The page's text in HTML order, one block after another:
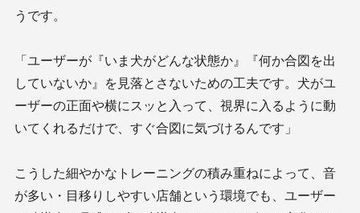
うです。
「ユーザーが『いま犬がどんな状態か』『何か合図を出
していないか』を見落とさないための工夫です。犬がユ
ーザーの正面や横にスッと入って、視界に入るように動
いてくれるだけで、すぐ合図に気づけるんです」
こうした細やかなトレーニングの積み重ねによって、音
が多い・目移りしやすい店舗という環境でも、ユーザー